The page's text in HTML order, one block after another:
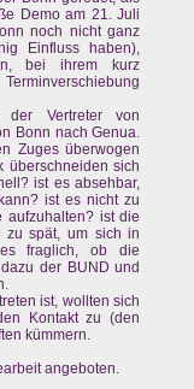
Demo am 21. Juli
noch nicht ganz
Einfluss haben),
bei ihrem kurz
der Vertreter von
Bonn nach Genua.
Zuges überwogen
überschneiden sich
ist es absehbar,
ist es nicht zu
aufzuhalten? ist die
zu spät, um sich in
es fraglich, ob die
der BUND und
ist, wollten sich
Kontakt zu (den
kümmern.
angeboten.